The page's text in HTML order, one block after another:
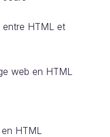
entre HTML et
web en HTML
HTML